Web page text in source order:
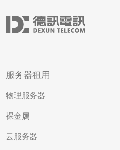
服务器租用
物理服务器
裸金属
云服务器